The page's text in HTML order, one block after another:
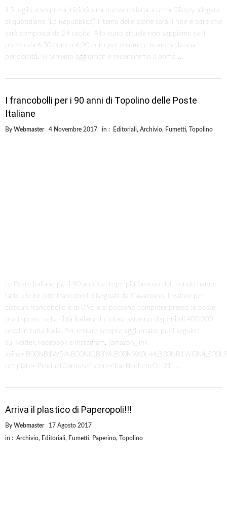
Il 5 luglio a sorpresa inizierà una nuova collana a tema Disney allegata
al quotidiano “La Repubblica”. Il tema delle storie sarà il noir e pare che
sarà composta da 24 uscite. Allo stato attuale non sappiamo se il
prezzo sia 6,50 euro o 6,90 euro per volume e neanche la sua
periodicità. Vi terremo aggiornati e recensiremo il primo …
I francobolli per i 90 anni di Topolino delle Poste
Italiane
By Webmaster 4 Novembre 2017 in : Editoriali, Archivio, Fumetti, Topolino
Le Poste Italiane per i 90 anni del topo più famoso del mondo hanno
fatto uscire otto francobolli disegnati da Cavazzano. Il valore per
ciascun francobollo è di 0,95 e si possono comprare presso le poste
predisposte nelle città italiane. In totale saranno disponibili 400.000
pezzi in tutta Italia. Per restare sempre aggiornato, puoi seguirci
su Twitter, Facebook e Instagram. [amazon_link
template=’ProductCarousel’ store=’backtothene0c-21′ …
Arriva il plastico di Paperopoli!!!
By Webmaster 17 Agosto 2017
in : Archivio, Editoriali, Fumetti, Paperino, Topolino